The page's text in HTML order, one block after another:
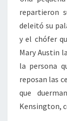
repartieron
deleitó su
y el chófer
Mary Austin
la persona
reposan las
que
Kensington,